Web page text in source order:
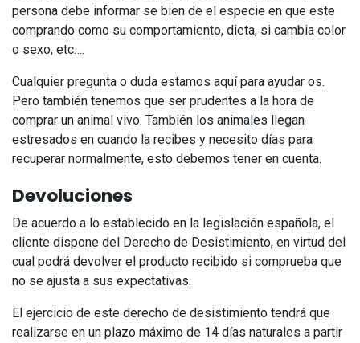
persona debe informar se bien de el especie en que este
comprando como su comportamiento, dieta, si cambia color
o sexo, etc….
Cualquier pregunta o duda estamos aquí para ayudar os.
Pero también tenemos que ser prudentes a la hora de
comprar un animal vivo. También los animales llegan
estresados en cuando la recibes y necesito días para
recuperar normalmente, esto debemos tener en cuenta.
Devoluciones
De acuerdo a lo establecido en la legislación española, el
cliente dispone del Derecho de Desistimiento, en virtud del
cual podrá devolver el producto recibido si comprueba que
no se ajusta a sus expectativas.
El ejercicio de este derecho de desistimiento tendrá que
realizarse en un plazo máximo de 14 días naturales a partir